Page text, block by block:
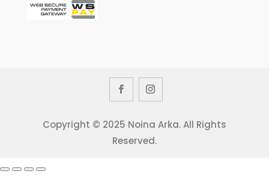
Copyright © 2025 Noina Arka. All Rights
Reserved.